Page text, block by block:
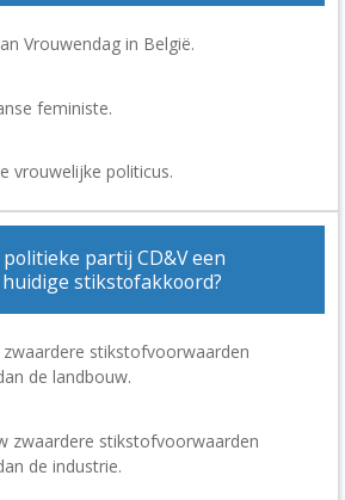
Vrouwendag in België.
feministe.
vrouwelijke politicus.
partij CD&V een
stikstofakkoord?
stikstofvoorwaarden
de landbouw.
zwaardere stikstofvoorwaarden
de industrie.